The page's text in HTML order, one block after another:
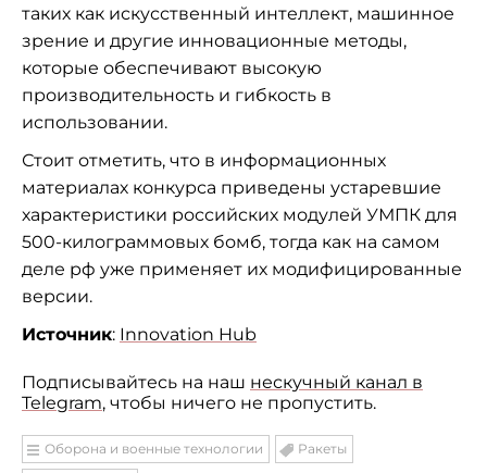
таких как искусственный интеллект, машинное
зрение и другие инновационные методы,
которые обеспечивают высокую
производительность и гибкость в
использовании.
Стоит отметить, что в информационных
материалах конкурса приведены устаревшие
характеристики российских модулей УМПК для
500-килограммовых бомб, тогда как на самом
деле рф уже применяет их модифицированные
версии.
Источник: Innovation Hub
Подписывайтесь на наш нескучный канал в
Telegram, чтобы ничего не пропустить.
Оборона и военные технологии Ракеты